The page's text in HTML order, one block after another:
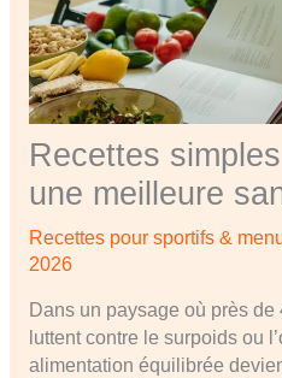
Recettes
une meilleure
Recettes pour sportifs &
2026
Dans un paysage où près
luttent contre le surpoids ou
alimentation équilibrée